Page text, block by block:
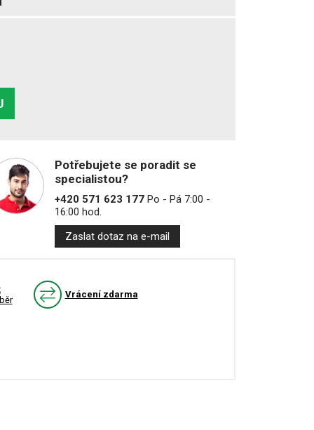
Potřebujete se poradit se
specialistou?
+420 571 623 177Po - Pá 7:00 -
16:00 hod.
Zaslat dotaz na e-mail
Vrácení zdarma